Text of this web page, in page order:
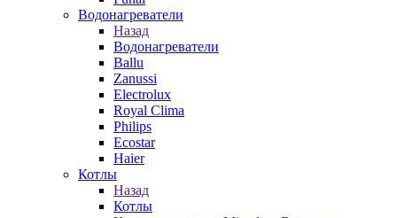
Водонагреватели
Назад
Водонагреватели
Ballu
Zanussi
Electrolux
Royal Clima
Philips
Ecostar
Haier
Котлы
Назад
Котлы